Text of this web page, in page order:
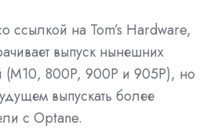
ссылкой на Tom’s Hardware,
выпуск нынешних
(М10, 800Р, 900Р и 905Р), но
выпускать более
с Optane.